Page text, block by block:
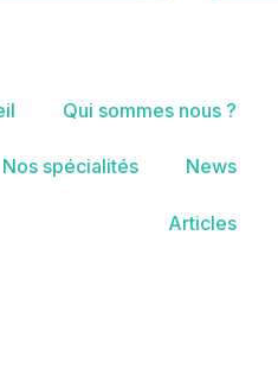
Qui sommes nous ?
Nos spécialités News
Articles